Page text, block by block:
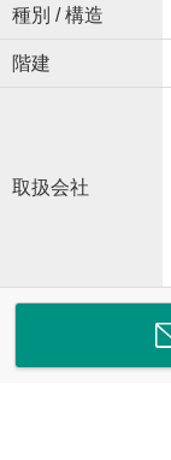
種別 / 構造
階建
取扱会社